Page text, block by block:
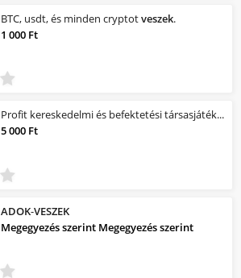
BTC, usdt, és minden cryptotveszek.
1 000 Ft
Profit kereskedelmi és befektetési társasjáték +ajándék kártya
5 000 Ft
ADOK-VESZEK
Megegyezés szerint Megegyezés szerint